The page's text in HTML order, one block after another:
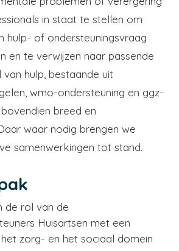
in staat te stellen om
hulp- of ondersteuningsvraag
en te verwijzen naar passende
hulp, bestaande uit
wmo-ondersteuning en ggz-
breed en
waar nodig brengen we
samenwerkingen tot stand.
de rol van de
Huisartsen met een
zorg- en het sociaal domein